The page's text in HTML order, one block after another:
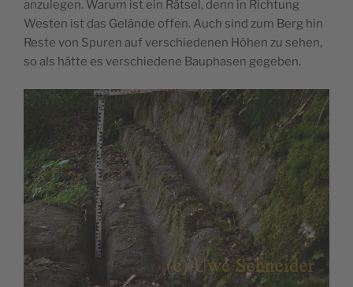
anzulegen. Warum ist ein Rätsel, denn in Richtung
Westen ist das Gelände offen. Auch sind zum Berg hin
Reste von Spuren auf verschiedenen Höhen zu sehen,
so als hätte es verschiedene Bauphasen gegeben.